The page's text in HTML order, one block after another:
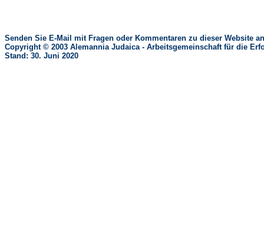
Senden Sie E-Mail mit Fragen oder Kommentaren zu dieser Website
Copyright © 2003 Alemannia Judaica - Arbeitsgemeinschaft für die
Stand: 30. Juni 2020